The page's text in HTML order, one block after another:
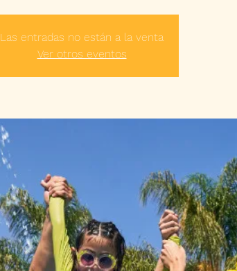
Las entradas no están a la venta
Ver otros eventos